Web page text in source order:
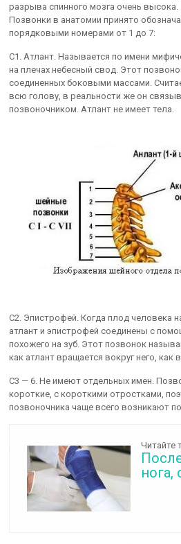
разрыва спинного мозга очень высока.
Позвонки в анатомии принято
порядковыми номерами от 1 до 7:
С1. Атлант. Называется по имени
на плечах небесный свод. Этот
соединенных боковыми массами.
всю голову, в реальности же он
позвоночником. Атлант не имеет тела.
С2. Эпистрофей. Когда плод человека
атлант и эпистрофей соединены с
похожего на зуб. Этот позвонок
как атлант вращается вокруг него, как
С3 — 6. Не имеют отдельных имен.
короткие, с короткими отростками,
позвоночника чаще всего возникают
Читайте
нога,